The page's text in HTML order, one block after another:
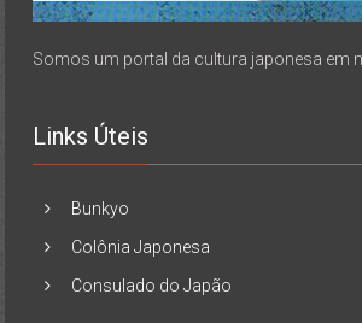
Somos um portal da cultura japonesa em
Links Úteis
Bunkyo
Colônia Japonesa
Consulado do Japão